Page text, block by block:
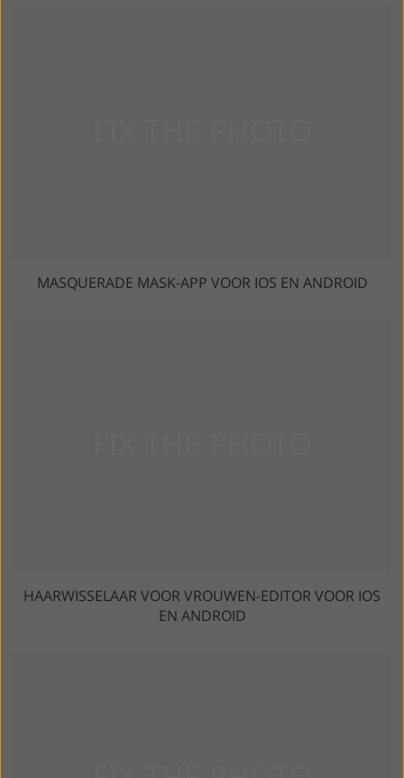
MASQUERADE MASK-APP VOOR IOS EN ANDROID
HAARWISSELAAR VOOR VROUWEN-EDITOR VOOR IOS
EN ANDROID